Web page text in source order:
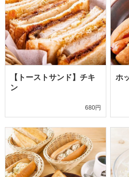
【トーストサンド】チキ
ン
680円
ホ